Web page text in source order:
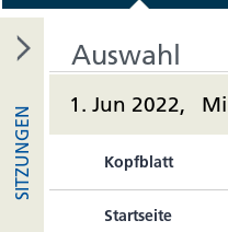
SITZUNGEN
Auswahl
1. Jun 2022, Mi
Kopfblatt
Startseite